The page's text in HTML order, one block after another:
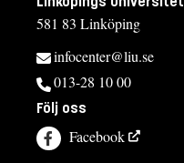
581 83 Linköping
infocenter@liu.se
013-28 10 00
Följ oss
Facebook